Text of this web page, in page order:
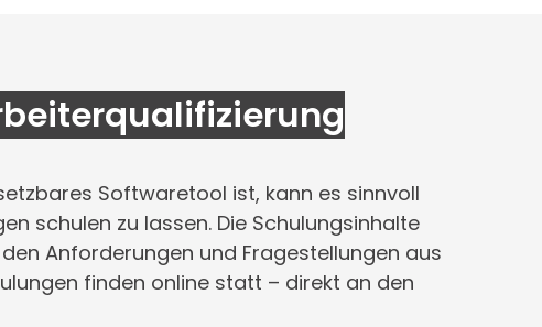
Softwaretool ist, kann es sinnvoll
schulen zu lassen. Die Schulungsinhalte
Anforderungen und Fragestellungen aus
finden online statt – direkt an den